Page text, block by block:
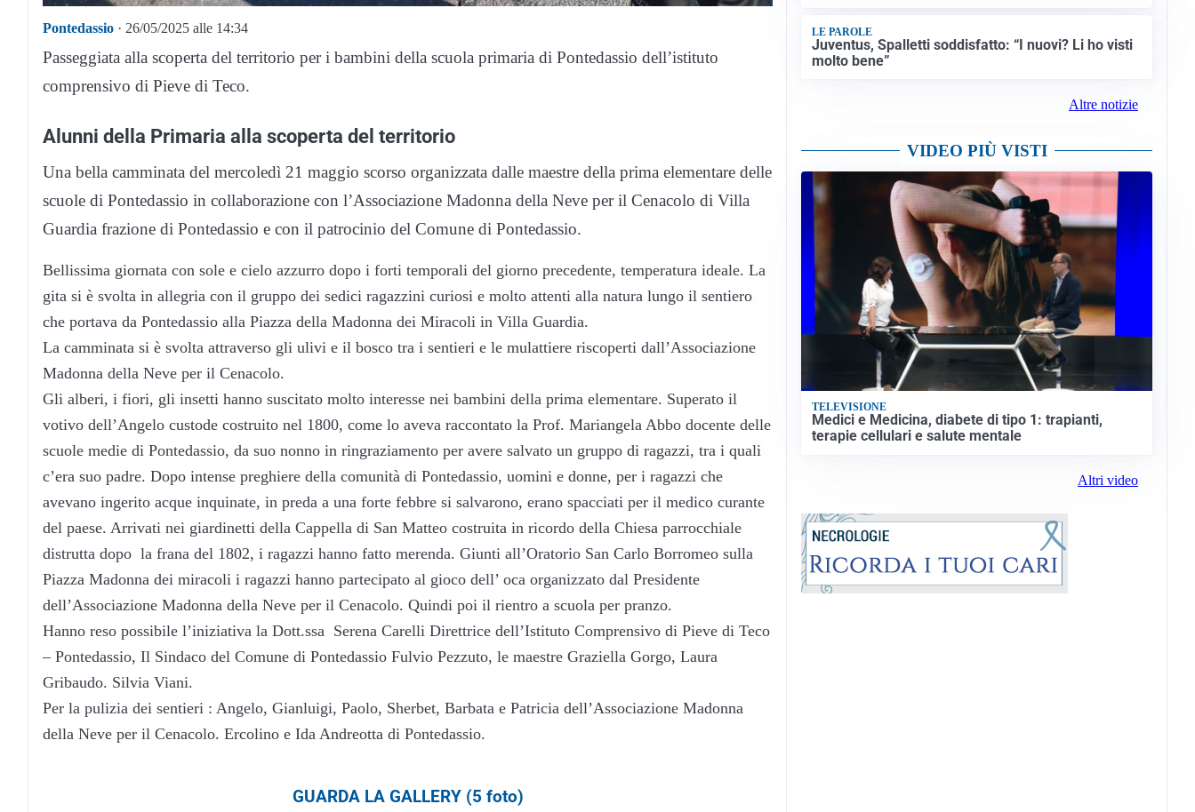
Pontedassio · 26/05/2025 alle 14:34
Passeggiata alla scoperta del territorio per i bambini della scuola primaria di Pontedassio dell’istituto
comprensivo di Pieve di Teco.
Alunni della Primaria alla scoperta del territorio
Una bella camminata del mercoledì 21 maggio scorso organizzata dalle maestre della prima elementare delle
scuole di Pontedassio in collaborazione con l’Associazione Madonna della Neve per il Cenacolo di Villa
Guardia frazione di Pontedassio e con il patrocinio del Comune di Pontedassio.
Bellissima giornata con sole e cielo azzurro dopo i forti temporali del giorno precedente, temperatura ideale. La
gita si è svolta in allegria con il gruppo dei sedici ragazzini curiosi e molto attenti alla natura lungo il sentiero
che portava da Pontedassio alla Piazza della Madonna dei Miracoli in Villa Guardia.
La camminata si è svolta attraverso gli ulivi e il bosco tra i sentieri e le mulattiere riscoperti dall’Associazione
Madonna della Neve per il Cenacolo.
Gli alberi, i fiori, gli insetti hanno suscitato molto interesse nei bambini della prima elementare. Superato il
votivo dell’Angelo custode costruito nel 1800, come lo aveva raccontato la Prof. Mariangela Abbo docente delle
scuole medie di Pontedassio, da suo nonno in ringraziamento per avere salvato un gruppo di ragazzi, tra i quali
c’era suo padre. Dopo intense preghiere della comunità di Pontedassio, uomini e donne, per i ragazzi che
avevano ingerito acque inquinate, in preda a una forte febbre si salvarono, erano spacciati per il medico curante
del paese. Arrivati nei giardinetti della Cappella di San Matteo costruita in ricordo della Chiesa parrocchiale
distrutta dopo la frana del 1802, i ragazzi hanno fatto merenda. Giunti all’Oratorio San Carlo Borromeo sulla
Piazza Madonna dei miracoli i ragazzi hanno partecipato al gioco dell’ oca organizzato dal Presidente
dell’Associazione Madonna della Neve per il Cenacolo. Quindi poi il rientro a scuola per pranzo.
Hanno reso possibile l’iniziativa la Dott.ssa Serena Carelli Direttrice dell’Istituto Comprensivo di Pieve di Teco
– Pontedassio, Il Sindaco del Comune di Pontedassio Fulvio Pezzuto, le maestre Graziella Gorgo, Laura
Gribaudo. Silvia Viani.
Per la pulizia dei sentieri : Angelo, Gianluigi, Paolo, Sherbet, Barbata e Patricia dell’Associazione Madonna
della Neve per il Cenacolo. Ercolino e Ida Andreotta di Pontedassio.
GUARDA LA GALLERY (5 foto)
LE PAROLE
Juventus, Spalletti soddisfatto: “I nuovi? Li ho visti
molto bene”
Altre notizie
VIDEO PIÙ VISTI
TELEVISIONE
Medici e Medicina, diabete di tipo 1: trapianti,
terapie cellulari e salute mentale
Altri video